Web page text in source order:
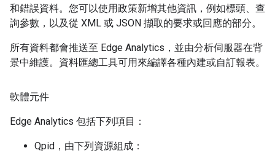
和錯誤資料。您可以使用政策新增其他資訊，例如標頭、查
詢參數，以及從 XML 或 JSON 擷取的要求或回應的部分。
所有資料都會推送至 Edge Analytics，並由分析伺服器在背
景中維護。資料匯總工具可用來編譯各種內建或自訂報表。
軟體元件
Edge Analytics 包括下列項目：
Qpid，由下列資源組成：